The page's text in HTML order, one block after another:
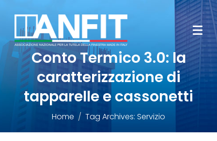
Conto Termico 3.0: la
caratterizzazione di
tapparelle e cassonetti
Home Tag Archives: Servizio